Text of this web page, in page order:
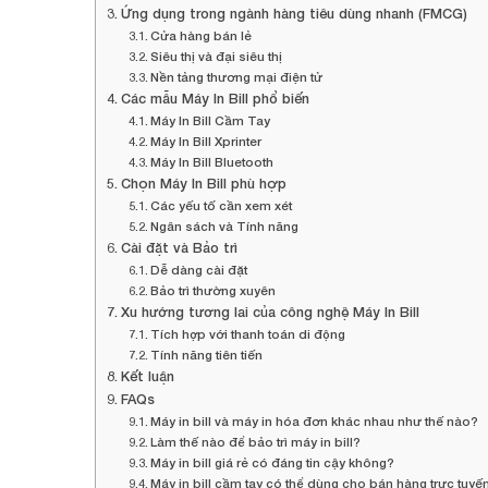
Ứng dụng trong ngành hàng tiêu dùng nhanh (FMCG)
Cửa hàng bán lẻ
Siêu thị và đại siêu thị
Nền tảng thương mại điện tử
Các mẫu Máy In Bill phổ biến
Máy In Bill Cầm Tay
Máy In Bill Xprinter
Máy In Bill Bluetooth
Chọn Máy In Bill phù hợp
Các yếu tố cần xem xét
Ngân sách và Tính năng
Cài đặt và Bảo trì
Dễ dàng cài đặt
Bảo trì thường xuyên
Xu hướng tương lai của công nghệ Máy In Bill
Tích hợp với thanh toán di động
Tính năng tiên tiến
Kết luận
FAQs
Máy in bill và máy in hóa đơn khác nhau như thế nào?
Làm thế nào để bảo trì máy in bill?
Máy in bill giá rẻ có đáng tin cậy không?
Máy in bill cầm tay có thể dùng cho bán hàng trực